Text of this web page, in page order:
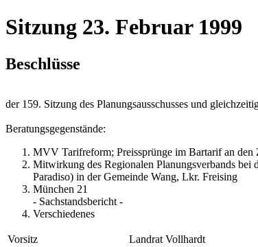
Sitzung 23. Februar 1999
Beschlüsse
der 159. Sitzung des Planungsausschusses und
Beratungsgegenstände:
MVV Tarifreform; Preissprünge im Bartarif an
Mitwirkung des Regionalen Planungsverbands bei
Paradiso) in der Gemeinde Wang, Lkr. Freising
München 21
- Sachstandsbericht -
Verschiedenes
Vorsitz Landrat Vollhardt